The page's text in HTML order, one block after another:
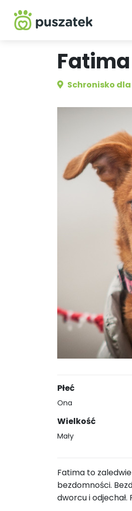
Fatima
Schronisko
Płeć
Ona
Wielkość
Mały
Fatima to
bezdomności.
dworcu i